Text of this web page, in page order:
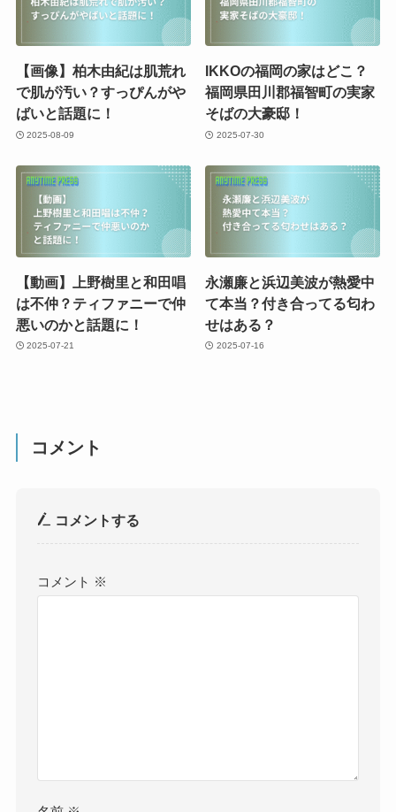
【画像】柏木由紀は肌荒れ
で肌が汚い？すっぴんがや
ばいと話題に！
2025-08-09
IKKOの福岡の家はどこ？
福岡県田川郡福智町の実家
そばの大豪邸！
2025-07-30
【動画】上野樹里と和田唱
は不仲？ティファニーで仲
悪いのかと話題に！
2025-07-21
永瀬廉と浜辺美波が熱愛中
て本当？付き合ってる匂わ
せはある？
2025-07-16
コメント
コメントする
コメント ※